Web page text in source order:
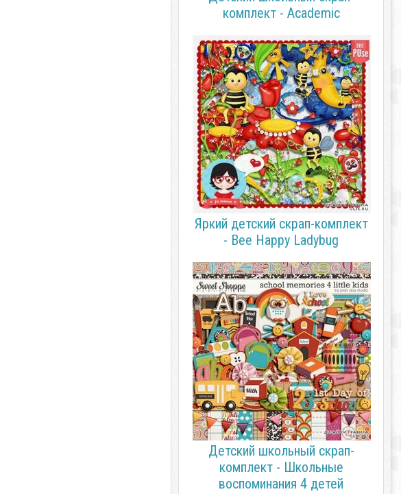
комплект - Academic
Яркий детский скрап-комплект
- Bee Happy Ladybug
Детский школьный скрап-
комплект - Школьные
воспоминания 4 детей